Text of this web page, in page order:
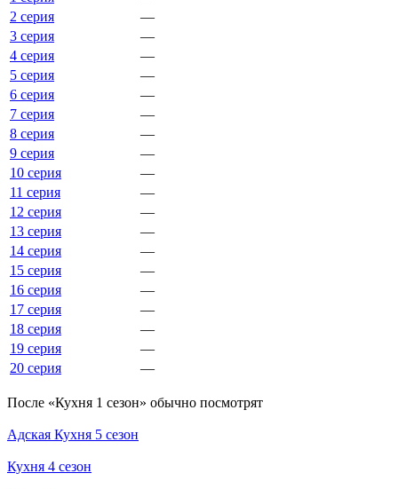
2 серия
—
3 серия
—
4 серия
—
5 серия
—
6 серия
—
7 серия
—
8 серия
—
9 серия
—
10 серия
—
11 серия
—
12 серия
—
13 серия
—
14 серия
—
15 серия
—
16 серия
—
17 серия
—
18 серия
—
19 серия
—
20 серия
—
По­сле «Кухня 1 сезон» обыч­но по­смот­рят
Адская Кухня 5 сезон
Кухня 4 сезон